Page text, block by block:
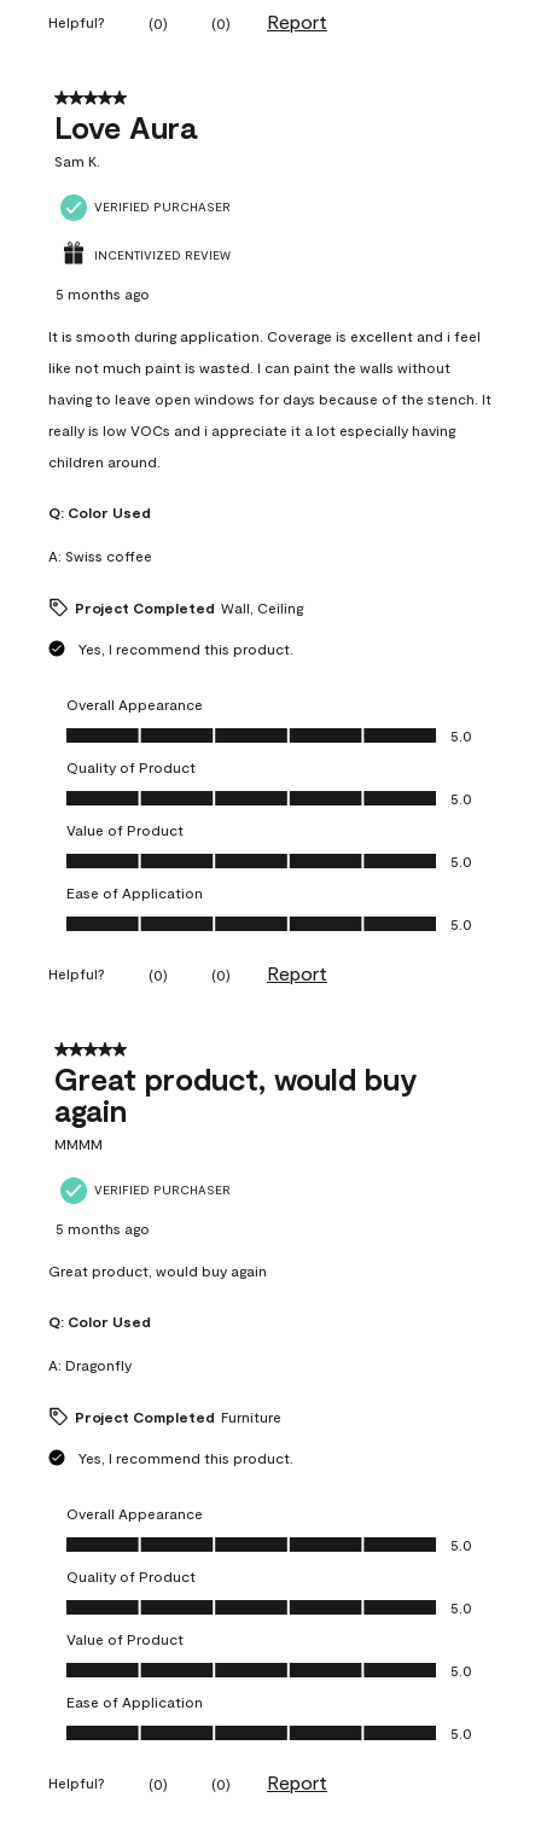
Helpful? (0) (0) Report
5 out of 5 stars.
Love Aura
Sam K.
VERIFIED PURCHASER
INCENTIVIZED REVIEW
5 months ago
It is smooth during application. Coverage is excellent and i feel
like not much paint is wasted. I can paint the walls without
having to leave open windows for days because of the stench. It
really is low VOCs and i appreciate it a lot especially having
children around.
Q: Color Used
A: Swiss coffee
Project Completed Wall, Ceiling
Yes, I recommend this product.
Overall Appearance
Overall Appearance, 5.0 out of 5
5.0
Quality of Product
Quality of Product, 5.0 out of 5
5.0
Value of Product
Value of Product, 5.0 out of 5
5.0
Ease of Application
Ease of Application, 5.0 out of 5
5.0
Helpful? (0) (0) Report
5 out of 5 stars.
Great product, would buy
again
MMMM
VERIFIED PURCHASER
5 months ago
Great product, would buy again
Q: Color Used
A: Dragonfly
Project Completed Furniture
Yes, I recommend this product.
Overall Appearance
Overall Appearance, 5.0 out of 5
5.0
Quality of Product
Quality of Product, 5.0 out of 5
5.0
Value of Product
Value of Product, 5.0 out of 5
5.0
Ease of Application
Ease of Application, 5.0 out of 5
5.0
Helpful? (0) (0) Report